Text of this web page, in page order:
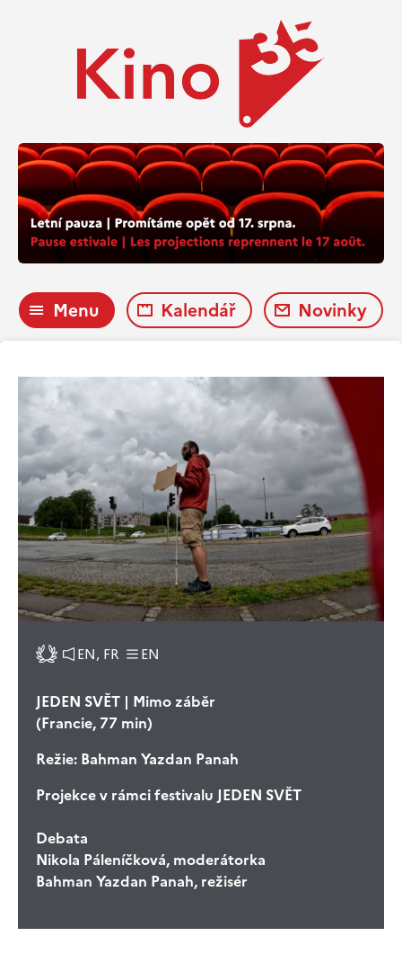
Menu Kalendář Novinky
EN, FR EN
JEDEN SVĚT | Mimo záběr
(Francie, 77 min)
Režie: Bahman Yazdan Panah
Projekce v rámci festivalu JEDEN SVĚT
Debata
Nikola Páleníčková, moderátorka
Bahman Yazdan Panah, režisér